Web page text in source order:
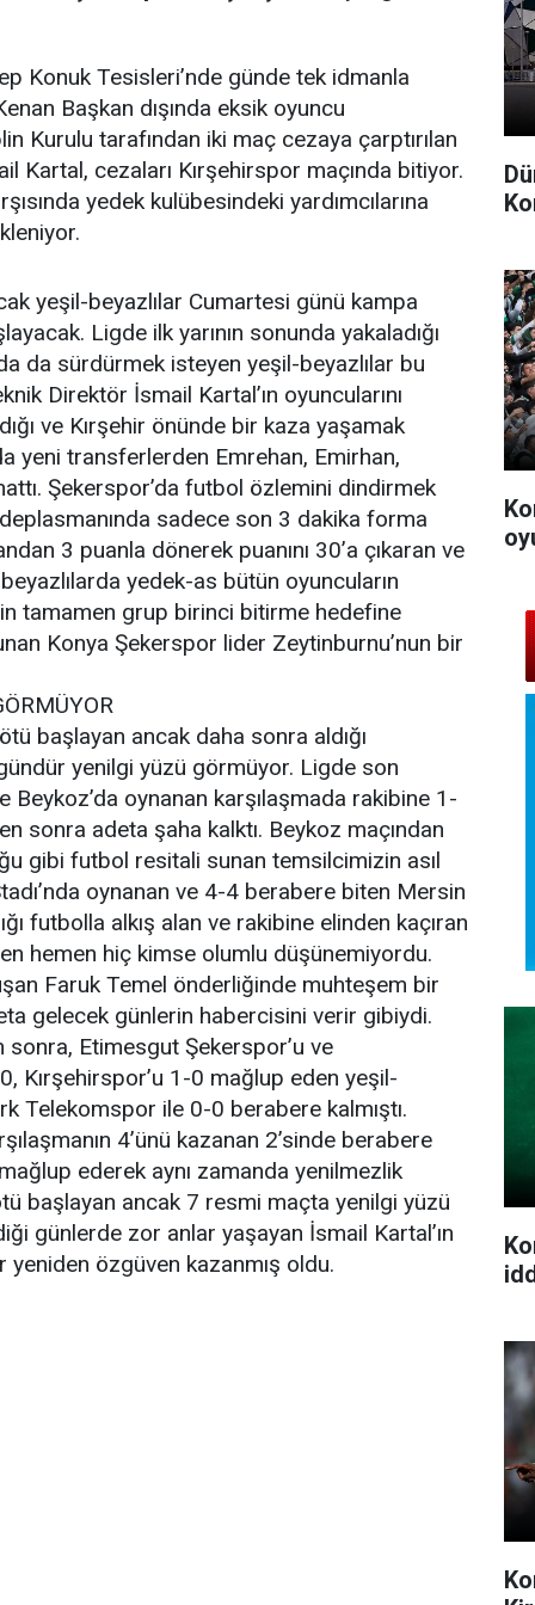
Konuk Tesisleri’nde günde tek idmanla
Başkan dışında eksik oyuncu
Kurulu tarafından iki maç cezaya çarptırılan
Kartal, cezaları Kırşehirspor maçında bitiyor.
yedek kulübesindeki yardımcılarına
yeşil-beyazlılar Cumartesi günü kampa
Ligde ilk yarının sonunda yakaladığı
da sürdürmek isteyen yeşil-beyazlılar bu
Direktör İsmail Kartal’ın oyuncularını
ve Kırşehir önünde bir kaza yaşamak
yeni transferlerden Emrehan, Emirhan,
Şekerspor’da futbol özlemini dindirmek
sadece son 3 dakika forma
3 puanla dönerek puanını 30’a çıkaran ve
yedek-as bütün oyuncuların
tamamen grup birinci bitirme hedefine
Konya Şekerspor lider Zeytinburnu’nun bir
başlayan ancak daha sonra aldığı
yenilgi yüzü görmüyor. Ligde son
oynanan karşılaşmada rakibine 1-
sonra adeta şaha kalktı. Beykoz maçından
gibi futbol resitali sunan temsilcimizin asıl
oynanan ve 4-4 berabere biten Mersin
futbolla alkış alan ve rakibine elinden kaçıran
hemen hiç kimse olumlu düşünemiyordu.
Faruk Temel önderliğinde muhteşem bir
gelecek günlerin habercisini verir gibiydi.
Etimesgut Şekerspor’u ve
Kırşehirspor’u 1-0 mağlup eden yeşil-
Telekomspor ile 0-0 berabere kalmıştı.
4’ünü kazanan 2’sinde berabere
ederek aynı zamanda yenilmezlik
başlayan ancak 7 resmi maçta yenilgi yüzü
günlerde zor anlar yaşayan İsmail Kartal’ın
özgüven kazanmış oldu.